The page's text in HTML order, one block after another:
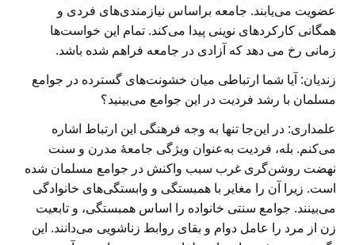
عضویت می‌یابند. جامعه براساس نیازمندی‌های فردی و
همگانی کارکردهای نوینی پیدا می‌کند. تمام این خواست‌ها
زمانی رخ می دهد که آزادی در جامعه فراهم شده باشد.
زندیان: آیا شما ارتباطی میان خشونت‌های گسترده در جوامع
مسلمان با رشد فردیت در این جوامع می‌بینید؟
علمداری: در این‌جا تنها به وجه فرهنگی این ارتباط اشاره
می‌کنم. بله، فردیت به‌عنوان ویژگی جامعهٔ مدرن و سنت
نهضت روشن‌گری غرب سبب واکنش در جوامع مسلمان شده
است. زیرا آن را مغایر با همبستگی و وابستگی‌های خانوادگی
می‌بینند. جوامع سنتی خانواده را اساس همبستگی، و تابعیت
زن از مرد را عامل دوام و بقای روابط زناشویی می‌دانند. این